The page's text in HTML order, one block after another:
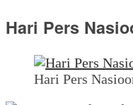
Hari Pers
Hari Pers